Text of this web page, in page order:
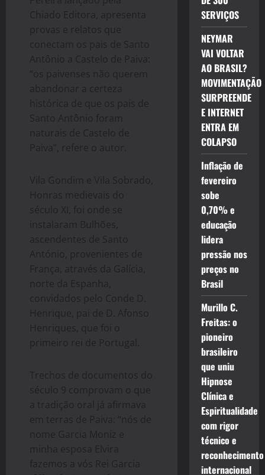
Chiado Editora, apresenta
provas e relatos que
conectam os pais de Santo
Antônio a Castelo de Paiva:
“os paivenses não querem
abandonar a certeza
histórica de que os pais de
Santo Antônio foram
naturais de Castelo de
Paiva”, refere o autor.
Vila Gondim e Vila Sobrado,
Honras medievais do
século XI, foi onde se
instalaram Bulhões,
ascendentes de Santo
António, provenientes de
França, através da Galícia,
norte da Espanha,
convidados pelo Conde D.
Henrique, pai de D. Afonso
Henriques, que foi o
primeiro rei de Portugal.
Trechos de documentos do
século 9 comprovam o que
a tradição oral já afirmava
em terras de Paiva: “nós de
nome Garcia Moniz e
minha esposa Elvira
fazemos a vós Rei Garcia
SERVIÇOS
NEYMAR
VAI VOLTAR
AO BRASIL?
MOVIMENTAÇÃO
SURPREENDE
E INTERNET
ENTRA EM
COLAPSO
Inflação de
fevereiro
sobe
0,70% e
educação
lidera
pressão nos
preços no
Brasil
Murillo C.
Freitas: o
pioneiro
brasileiro
que uniu
Hipnose
Clínica e
Espiritualidade
com rigor
técnico e
reconhecimento
internacional